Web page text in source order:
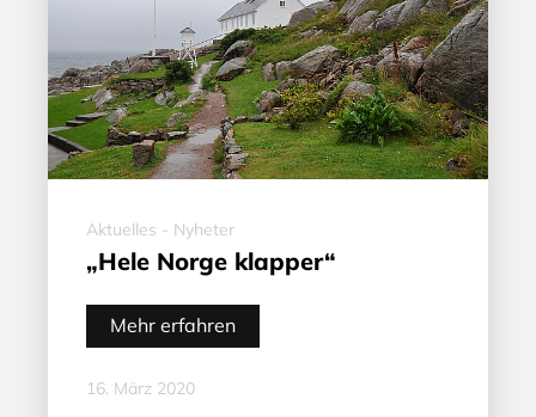
Aktuelles - Nyheter
„Hele Norge klapper“
Mehr erfahren
16. März 2020